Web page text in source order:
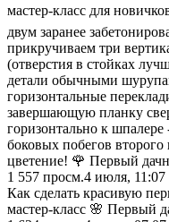
мастер-класс для
двум заранее
прикручиваем три
(отверстия в стойках
детали обычными
горизонтальные
завершающую планку
горизонтально к
боковых побегов
цветение! 🌹 Первый
1 557 просм.4 июля, 11:07
Как сделать красивую
мастер-класс 🌸 Первый